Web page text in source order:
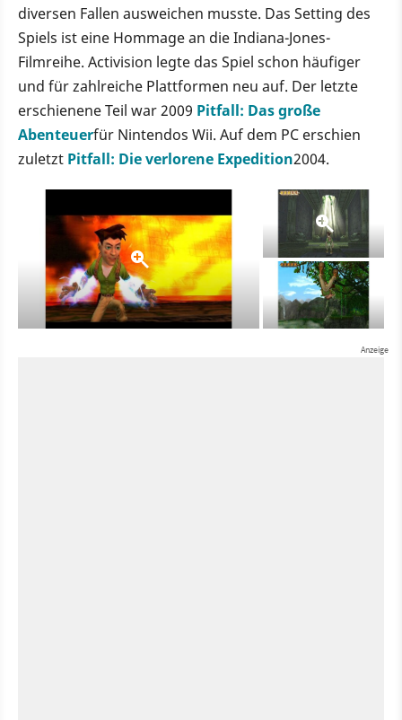
diversen Fallen ausweichen musste. Das Setting des
Spiels ist eine Hommage an die Indiana-Jones-
Filmreihe. Activision legte das Spiel schon häufiger
und für zahlreiche Plattformen neu auf. Der letzte
erschienene Teil war 2009 Pitfall: Das große
Abenteuerfür Nintendos Wii. Auf dem PC erschien
zuletzt Pitfall: Die verlorene Expedition2004.